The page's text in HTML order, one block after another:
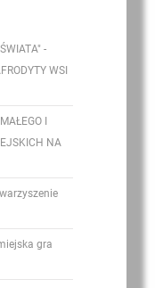
-
WSI
I
NA
gra